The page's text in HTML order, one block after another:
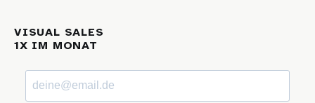
VISUAL SALES
1X IM MONAT